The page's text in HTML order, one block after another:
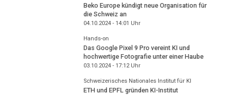
Beko Europe kündigt neue Organisation für
die Schweiz an
04.10.2024 - 14:01 Uhr
Hands-on
Das Google Pixel 9 Pro vereint KI und
hochwertige Fotografie unter einer Haube
03.10.2024 - 17:12Uhr
Schweizerisches Nationales Institut für KI
ETH und EPFL gründen KI-Institut